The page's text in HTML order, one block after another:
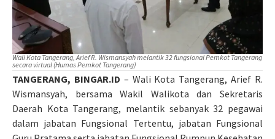
Wali Kota Tangerang, Arief R. Wismansyah melantik 32 fungsional Pemkot Tangerang
secara virtual (Humas Pemkot Tangerang)
TANGERANG, BINGAR.ID – Wali Kota Tangerang, Arief R.
Wismansyah, bersama Wakil Walikota dan Sekretaris
Daerah Kota Tangerang, melantik sebanyak 32 pegawai
dalam jabatan Fungsional Tertentu, jabatan Fungsional